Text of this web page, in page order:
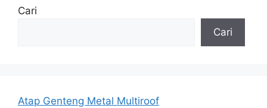
Cari
Cari
Atap Genteng Metal Multiroof